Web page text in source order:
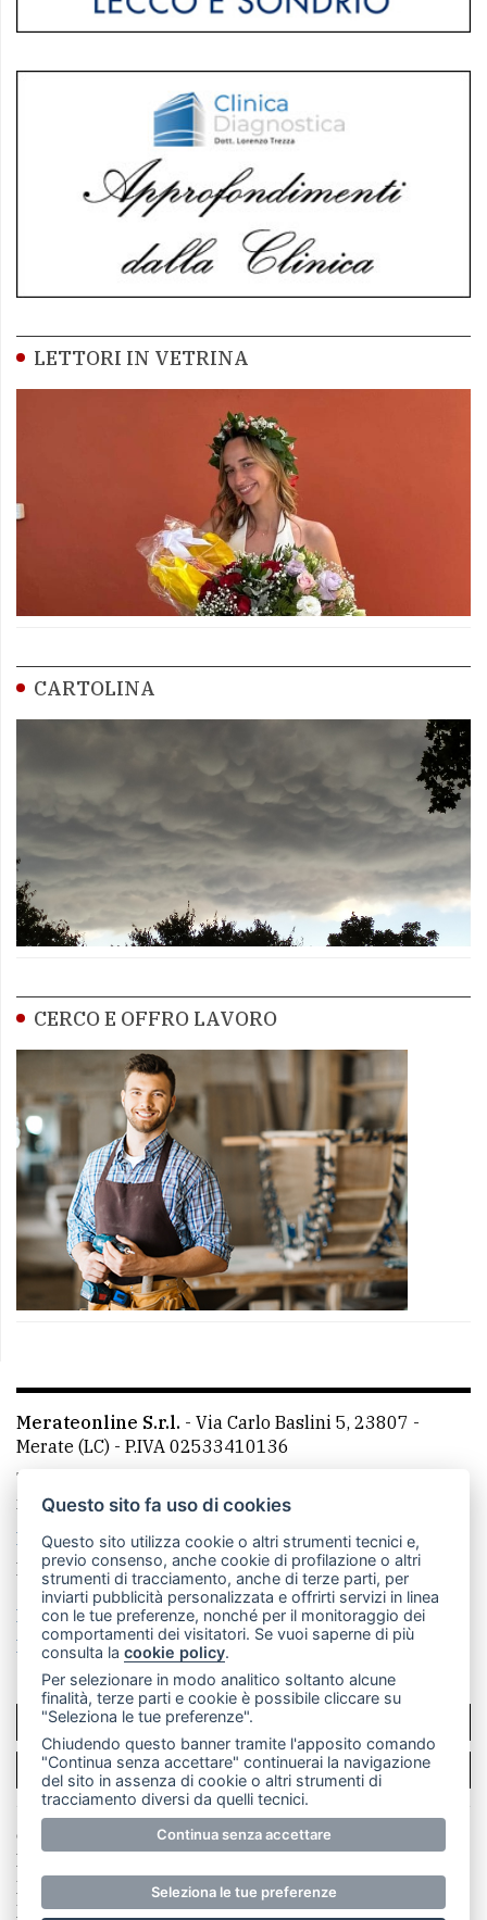
LETTORI IN VETRINA
CARTOLINA
CERCO E OFFRO LAVORO
Merateonline S.r.l. - Via Carlo Baslini 5, 23807 -
Merate (LC) - P.IVA 02533410136
Telefono:
mail: redazione@merateonline.it
La redazione
CasateOnline LeccoOnline
RSS
Made by VIP
Privacy policy
Cookie policy
Rivedi le tue scelte sui cookie
SCRIVICI
PER LA TUA PUBBLICITÀ
© Copyright Merateonline S.r.l. - Tutti i diritti riservati.
E' proibita la riproduzione e pubblicazione anche
parziale di testi, articoli e immagini senza la
preventiva autorizzazione scritta dell'editore. RI Lecco
Questo sito fa uso di cookies
Questo sito utilizza cookie o altri strumenti tecnici e,
previo consenso, anche cookie di profilazione o altri
strumenti di tracciamento, anche di terze parti, per
inviarti pubblicità personalizzata e offrirti servizi in linea
con le tue preferenze, nonché per il monitoraggio dei
comportamenti dei visitatori. Se vuoi saperne di più
consulta lacookie policy.
Per selezionare in modo analitico soltanto alcune
finalità, terze parti e cookie è possibile cliccare su
"Seleziona le tue preferenze".
Chiudendo questo banner tramite l'apposito comando
"Continua senza accettare" continuerai la navigazione
del sito in assenza di cookie o altri strumenti di
tracciamento diversi da quelli tecnici.
Continua senza accettare
Seleziona le tue preferenze